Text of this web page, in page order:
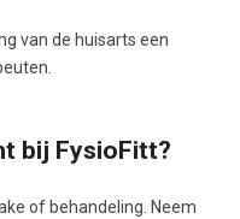
van de huisarts een
bij FysioFitt?
of behandeling. Neem